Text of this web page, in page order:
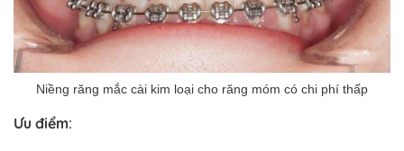
Niềng răng mắc cài kim loại cho răng móm có chi phí thấp
Ưu điểm: